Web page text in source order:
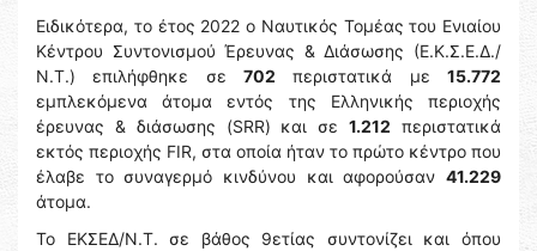
Ειδικότερα, το έτος 2022 ο Ναυτικός Τομέας του Ενιαίου
Κέντρου Συντονισμού Έρευνας & Διάσωσης (Ε.Κ.Σ.Ε.Δ./
Ν.Τ.) επιλήφθηκε σε 702 περιστατικά με 15.772
εμπλεκόμενα άτομα εντός της Ελληνικής περιοχής
έρευνας & διάσωσης (SRR) και σε1.212 περιστατικά
εκτός περιοχής FIR, στα οποία ήταν το πρώτο κέντρο που
έλαβε το συναγερμό κινδύνου και αφορούσαν 41.229
άτομα.
Το ΕΚΣΕΔ/Ν.Τ. σε βάθος 9ετίας συντονίζει και όπου